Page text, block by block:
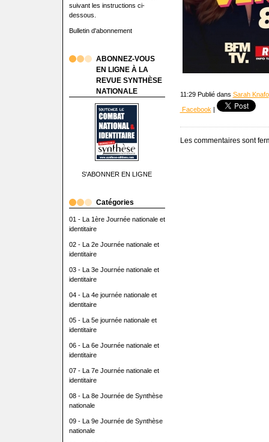
suivant les instructions ci-
dessous.
Bulletin d'abonnement
ABONNEZ-VOUS
EN LIGNE À LA
REVUE SYNTHÈSE
NATIONALE
S'ABONNER EN LIGNE
Catégories
01 - La 1ère Journée nationale et
identitaire
02 - La 2e Journée nationale et
identitaire
03 - La 3e Journée nationale et
identitaire
04 - La 4e journée nationale et
identitaire
05 - La 5e journée nationale et
identitaire
06 - La 6e Journée nationale et
identitaire
07 - La 7e Journée nationale et
identitaire
08 - La 8e Journée de Synthèse
nationale
09 - La 9e Journée de Synthèse
nationale
11:29 Publié dans Sarah Knafo
Facebook|
Les commentaires sont